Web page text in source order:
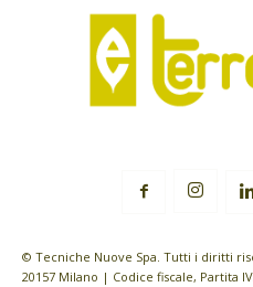
© Tecniche Nuove Spa. Tutti i diritti
20157 Milano | Codice fiscale, Partita